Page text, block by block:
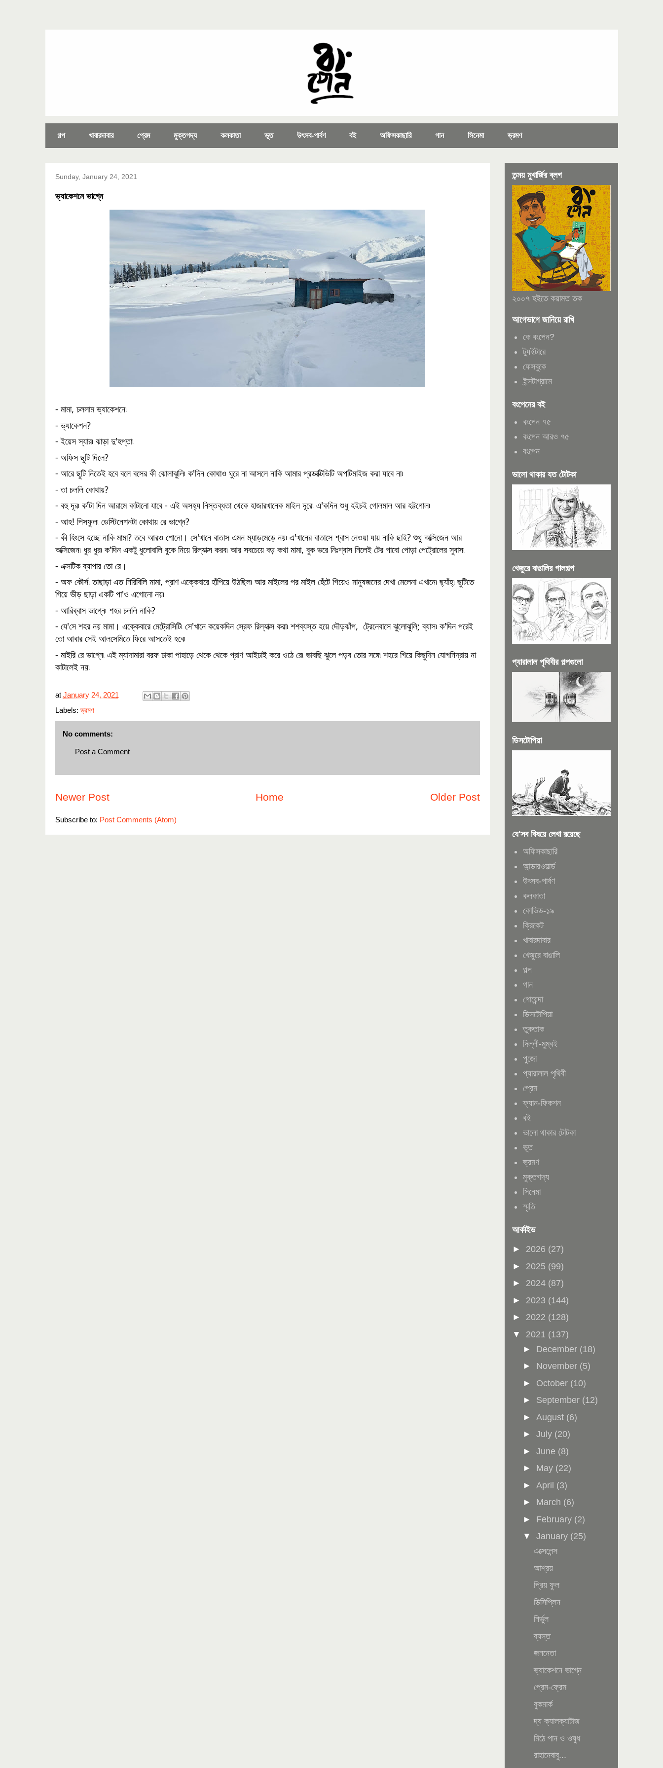
গল্প খাবারদাবার প্রেম মুক্তগদ্য কলকাতা ভূত উৎসব-পার্বণ বই অফিসকাছারি গান সিনেমা ভ্রমণ
Sunday, January 24, 2021
ভ্যাকেশনে ভাগ্নে
- মামা, চললাম ভ্যাকেশনে৷
- ভ্যাকেশন?
- ইয়েস স্যার৷ ঝাড়া দু'হপ্তা৷
- অফিস ছুটি দিলে?
- আরে ছুটি নিতেই হবে বলে বসের কী ঝোলাঝুলি৷ ক'দিন কোথাও ঘুরে না আসলে নাকি আমার প্রডাক্টিভিটি অপটিমাইজ করা যাবে না৷
- তা চললি কোথায়?
- বহু দূর৷ ক'টা দিন আরামে কাটানো যাবে - এই অসহ্য নিস্তব্ধতা থেকে হাজারখানেক মাইল দূরে৷ এ'কদিন শুধু হইচই গোলমাল আর হট্টগোল৷
- আহ! পিসফুল৷ ডেস্টিনেশনটা কোথায় রে ভাগ্নে?
- কী হিংসে হচ্ছে নাকি মামা? তবে আরও শোনো। সে'খানে বাতাস এমন ম্যাড়মেড়ে নয়৷ এ'খানের বাতাসে শ্বাস নেওয়া যায় নাকি ছাই? শুধু অক্সিজেন আর
অক্সিজেন৷ ধুর ধুর৷ ক'দিন একটু ধুলোবালি বুকে নিয়ে রিল্যাক্স করব৷ আর সবচেয়ে বড় কথা মামা, বুক ভরে নিঃশ্বাস নিলেই টের পাবো পোড়া পেট্রোলের সুবাস৷
- এক্সটিক ব্যাপার তো রে।
- অফ কৌর্স৷ তাছাড়া এত নিরিবিলি মামা, প্রাণ এক্কেবারে হাঁপিয়ে উঠছিল৷ আর মাইলের পর মাইল হেঁটে গিয়েও মানুষজনের দেখা মেলেনা এখানে৷ ছ্যাঁহ্৷ ছুটিতে
গিয়ে ভীড় ছাড়া একটি পা'ও এগোনো নয়৷
- আরিব্বাস ভাগ্নে৷ শহর চললি নাকি?
- যে'সে শহর নয় মামা। এক্কেবারে মেট্রোসিটি৷ সে'খানে কয়েকদিন স্রেফ রিল্যাক্স করা৷ শশব্যস্ত হয়ে দৌড়ঝাঁপ,  ট্রেনেবাসে ঝুলোঝুলি; ব্যাস৷ ক'দিন পরেই
তো আবার সেই আলসেমিতে ফিরে আসতেই হবে৷
- মাইরি রে ভাগ্নে৷ এই ম্যাদামারা বরফ ঢাকা পাহাড়ে থেকে থেকে প্রাণ আইঢাই করে ওঠে রে৷ ভাবছি ঝুলে পড়ব তোর সঙ্গে৷ শহরে গিয়ে কিছুদিন যোগনিদ্রায় না
কাটালেই নয়৷
at January 24, 2021
Labels:ভ্রমণ
No comments:
Post a Comment
Newer Post Older Post
Home
Subscribe to: Post Comments (Atom)
তন্ময় মুখার্জির ব্লগ
২০০৭ হইতে কয়ামত তক
আগেভাগে জানিয়ে রাখি
কে বংপেন?
ট্যুইটারে
ফেসবুকে
ইন্সটাগ্রামে
বংপেনের বই
বংপেন ৭৫
বংপেন আরও ৭৫
বংপেন
ভালো থাকার যত টোটকা
খেজুরে বাঙালির গালগল্প
প্যারালাল পৃথিবীর গল্পগুলো
ডিসটোপিয়া
যে'সব বিষয়ে লেখা রয়েছে
অফিসকাছারি
আন্ডারওয়ার্ল্ড
উৎসব-পার্বণ
কলকাতা
কোভিড-১৯
ক্রিকেট
খাবারদাবার
খেজুরে বাঙালি
গল্প
গান
গোয়েন্দা
ডিসটোপিয়া
তুকতাক
দিল্লী-মুম্বই
পুজো
প্যারালাল পৃথিবী
প্রেম
ফ্যান-ফিকশন
বই
ভালো থাকার টোটকা
ভূত
ভ্রমণ
মুক্তগদ্য
সিনেমা
স্মৃতি
আর্কাইভ
► 2026 (27)
► 2025 (99)
► 2024 (87)
► 2023 (144)
► 2022 (128)
▼ 2021 (137)
► December (18)
► November (5)
► October (10)
► September (12)
►August (6)
►July (20)
►June (8)
► May (22)
►April (3)
► March (6)
► February (2)
▼January (25)
এক্সেলেন্স
আশ্রয়
প্রিয় ফুল
ডিসিপ্লিন
নির্ভুল
ব্যস্ত
জননেতা
ভ্যাকেশনে ভাগ্নে
প্রেম-ফ্রেম
বুকমার্ক
দ্য ক্যালক্যাটাজ
মিঠে পান ও ওষুধ
রাহানেবাবু...